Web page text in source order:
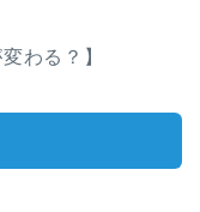
わる？】